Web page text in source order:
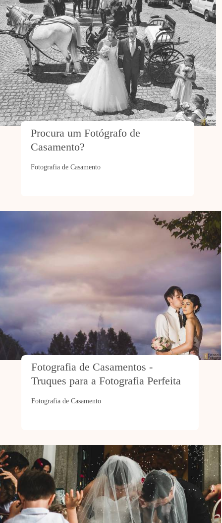
Procura um Fotógrafo de
Casamento?
Fotografia de Casamento
Fotografia de Casamentos -
Truques para a Fotografia Perfeita
Fotografia de Casamento